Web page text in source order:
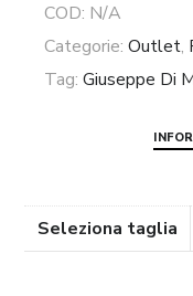
di
Morabito
quantità
COD: N/A
Categorie:Outlet,
Tag:Giuseppe Di
Seleziona taglia